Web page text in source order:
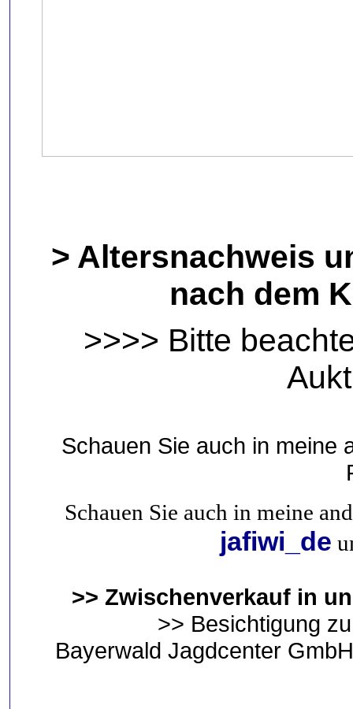
> Altersnachweis
nach dem
>>>> Bitte
Schauen Sie auch in meine
Schauen Sie auch in meine
jafiwi_de
>> Zwischenverkauf in
>> Besichtigung
Bayerwald Jagdcenter